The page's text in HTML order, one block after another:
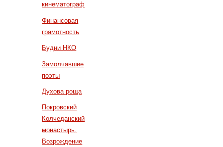
кинематограф
Финансовая
грамотность
Будни НКО
Замолчавшие
поэты
Духова роща
Покровский
Колчеданский
монастырь.
Возрождение